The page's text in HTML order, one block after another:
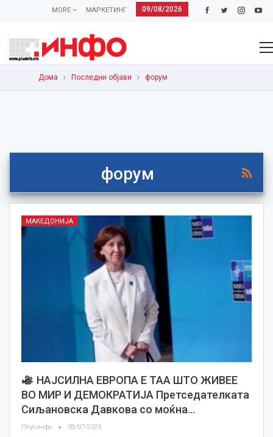
09/08/2026
МАРКЕТИНГ
MORE
Дома Последни објави форум
форум
МАКЕДОНИЈА
НАЈСИЛНА ЕВРОПА Е ТАА ШТО ЖИВЕЕ
ВО МИР И ДЕМОКРАТИЈА Претседателката
Сиљановска Давкова со моќна…
Плусинфо 08/07/2026